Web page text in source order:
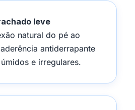
leve
natural do pé ao
antiderrapante
e irregulares.